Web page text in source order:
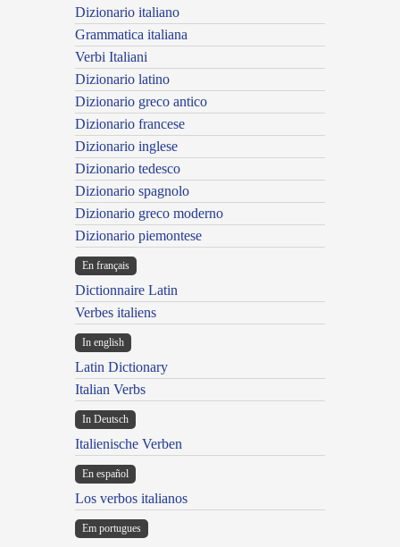
Dizionario italiano
Grammatica italiana
Verbi Italiani
Dizionario latino
Dizionario greco antico
Dizionario francese
Dizionario inglese
Dizionario tedesco
Dizionario spagnolo
Dizionario greco moderno
Dizionario piemontese
En français
Dictionnaire Latin
Verbes italiens
In english
Latin Dictionary
Italian Verbs
In Deutsch
Italienische Verben
En español
Los verbos italianos
Em portugues